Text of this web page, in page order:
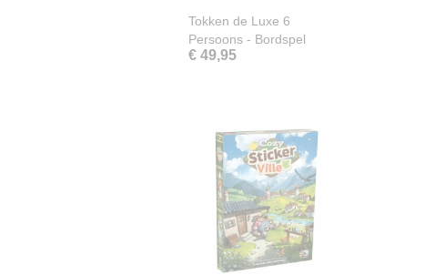
Tokken de Luxe 6
Persoons - Bordspel
€ 49,95